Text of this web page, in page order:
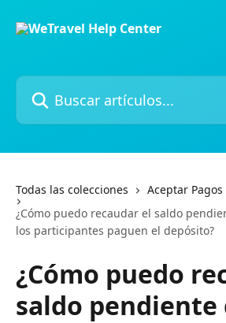
Buscar artículos...
Todas las colecciones Aceptar Pagos
¿Cómo puedo recaudar el saldo
los participantes paguen el depósito?
¿Cómo puedo
saldo pendiente